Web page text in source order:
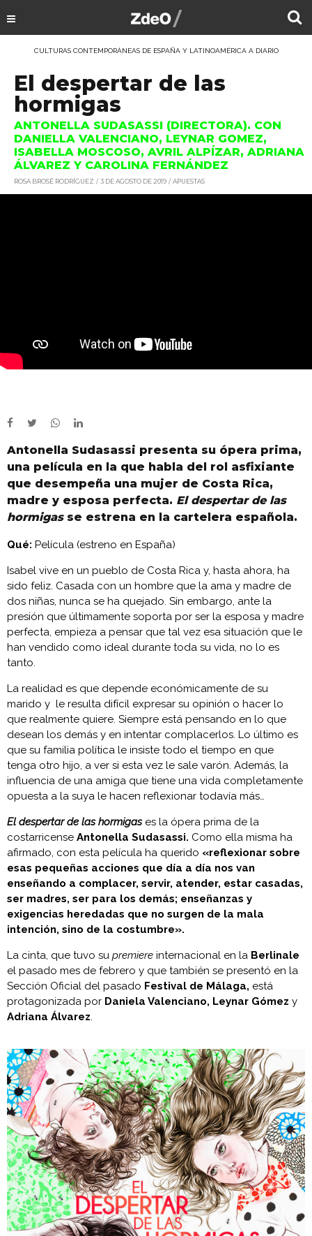
CULTURAS CONTEMPORÁNEAS DE ESPAÑA Y LATINOAMÉRICA A DIARIO
El despertar de las
hormigas
ANTONELLA SUDASASSI (DIRECTORA). CON
DANIELLA VALENCIANO, LEYNAR GOMEZ,
ISABELLA MOSCOSO, AVRIL ALPÍZAR, ADRIANA
ÁLVAREZ Y CAROLINA FERNÁNDEZ
ROSA BROSÉ RODRÍGUEZ 3 DE AGOSTO DE 2019 APUESTAS
Antonella Sudasassi presenta su ópera prima,
una película en la que habla del rol asfixiante
que desempeña una mujer de Costa Rica,
madre y esposa perfecta. El despertar de las
hormigasse estrena en la cartelera española.
Qué: Película (estreno en España)
Isabel vive en un pueblo de Costa Rica y, hasta ahora, ha
sido feliz. Casada con un hombre que la ama y madre de
dos niñas, nunca se ha quejado. Sin embargo, ante la
presión que últimamente soporta por ser la esposa y madre
perfecta, empieza a pensar que tal vez esa situación que le
han vendido como ideal durante toda su vida, no lo es
tanto.
La realidad es que depende económicamente de su
marido y le resulta difícil expresar su opinión o hacer lo
que realmente quiere. Siempre está pensando en lo que
desean los demás y en intentar complacerlos. Lo último es
que su familia política le insiste todo el tiempo en que
tenga otro hijo, a ver si esta vez le sale varón. Además, la
influencia de una amiga que tiene una vida completamente
opuesta a la suya le hacen reflexionar todavía más…
El despertar de las hormigases la ópera prima de la
costarricense Antonella Sudasassi. Como ella misma ha
afirmado, con esta película ha querido «reflexionar sobre
esas pequeñas acciones que día a día nos van
enseñando a complacer, servir, atender, estar casadas,
ser madres, ser para los demás; enseñanzas y
exigencias heredadas que no surgen de la mala
intención, sino de la costumbre».
La cinta, que tuvo su premiere internacional en la Berlinale
el pasado mes de febrero y que también se presentó en la
Sección Oficial del pasado Festival de Málaga, está
protagonizada por Daniela Valenciano, Leynar Gómez y
Adriana Álvarez.